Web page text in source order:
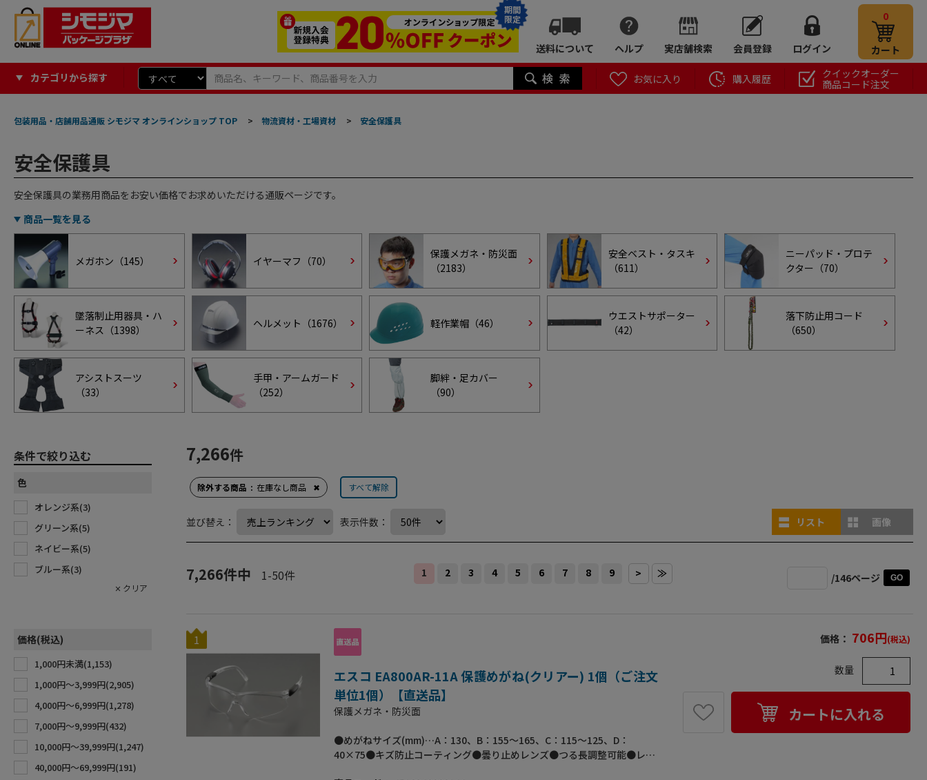
期間
限定
送料について ヘルプ 実店舗検索 会員登録 ログイン
0
カート
カテゴリから探す お気に入り 購入履歴
クイックオーダー
商品コード注文
包装用品・店舗用品通販 シモジマ オンラインショップ TOP > 物流資材・工場資材 > 安全保護具
安全保護具
安全保護具の業務用商品をお安い価格でお求めいただける通販ページです。
商品一覧を見る
メガホン（145） イヤーマフ（70）
保護メガネ・防災面
（2183）
安全ベスト・タスキ
（611）
ニーパッド・プロテ
クター（70）
墜落制止用器具・ハ
ーネス（1398）
ヘルメット（1676） 軽作業帽（46）
ウエストサポーター
（42）
落下防止用コード
（650）
アシストスーツ
（33）
手甲・アームガード
（252）
脚絆・足カバー
（90）
条件で絞り込む
色
オレンジ系(3)
グリーン系(5)
ネイビー系(5)
ブルー系(3)
価格(税込)
1,000円未満(1,153)
1,000円〜3,999円(2,905)
4,000円〜6,999円(1,278)
7,000円〜9,999円(432)
10,000円〜39,999円(1,247)
40,000円〜69,999円(191)
7,266件
除外する商品 在庫なし商品 ✖ すべて解除
並び替え： 表示件数： リスト 画像
7,266件中 1-50件 1 2 3 4 5 6 7 8 9 > ≫ /146ページ GO
1
エスコ EA800AR-11A 保護めがね(クリアー) 1個（ご注文
単位1個）【直送品】
保護メガネ・防災面
●めがねサイズ(mm)…A：130、B：155～165、C：115～125、D：
40×75●キズ防止コーティング●曇り止めレンズ●つる長調整可能●レン
価格： 706円(税込)
数量
カートに入れる